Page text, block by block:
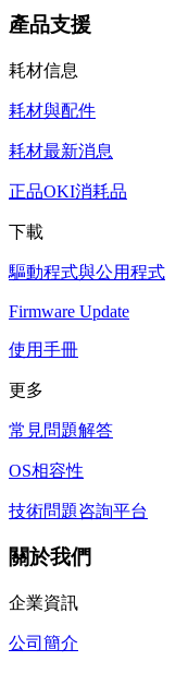
產品支援
耗材信息
耗材與配件
耗材最新消息
正品OKI消耗品
下載
驅動程式與公用程式
Firmware Update
使用手冊
更多
常見問題解答
OS相容性
技術問題咨詢平台
關於我們
企業資訊
公司簡介